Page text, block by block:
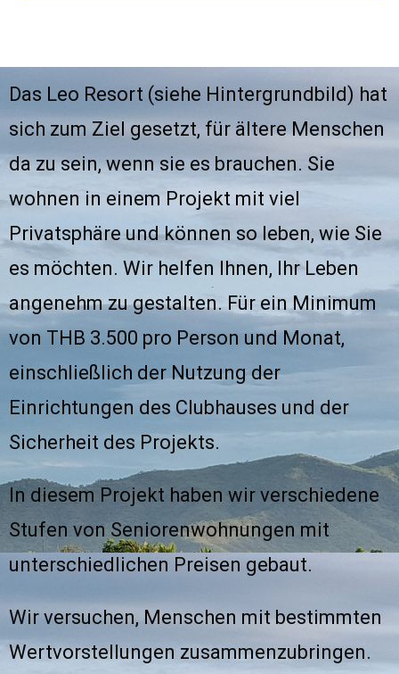
Das Leo Resort (siehe Hintergrundbild) hat
sich zum Ziel gesetzt, für ältere Menschen
da zu sein, wenn sie es brauchen. Sie
wohnen in einem Projekt mit viel
Privatsphäre und können so leben, wie Sie
es möchten. Wir helfen Ihnen, Ihr Leben
angenehm zu gestalten. Für ein Minimum
von THB 3.500 pro Person und Monat,
einschließlich der Nutzung der
Einrichtungen des Clubhauses und der
Sicherheit des Projekts.
In diesem Projekt haben wir verschiedene
Stufen von Seniorenwohnungen mit
unterschiedlichen Preisen gebaut.
Wir versuchen, Menschen mit bestimmten
Wertvorstellungen zusammenzubringen.